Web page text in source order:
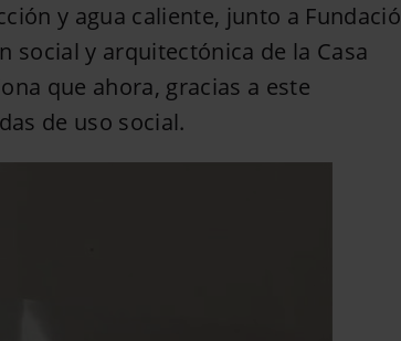
y agua caliente, junto a Fundació
social y arquitectónica de la Casa
que ahora, gracias a este
de uso social.